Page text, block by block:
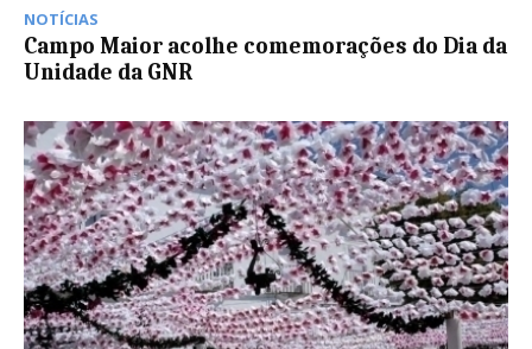
NOTÍCIAS
Campo Maior acolhe comemorações do Dia da
Unidade da GNR